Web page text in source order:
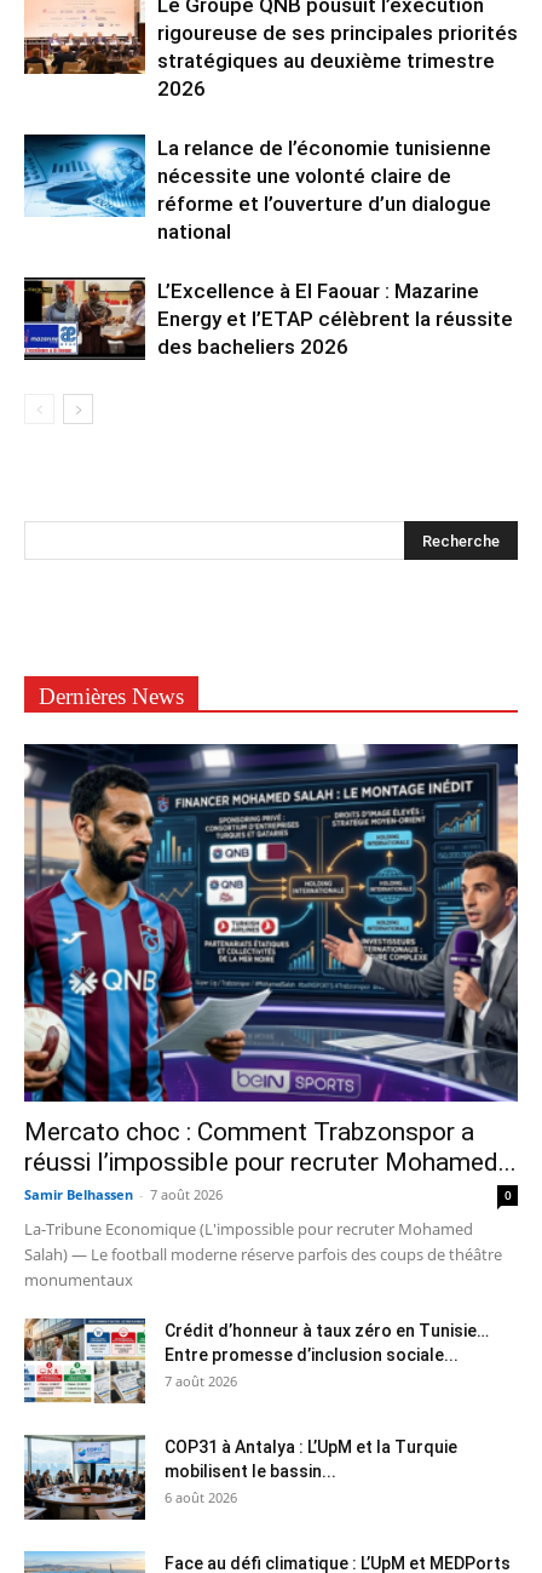
rigoureuse de ses principales priorités
stratégiques au deuxième trimestre
2026
La relance de l’économie tunisienne
nécessite une volonté claire de
réforme et l’ouverture d’un dialogue
national
L’Excellence à El Faouar : Mazarine
Energy et l’ETAP célèbrent la réussite
des bacheliers 2026
Dernières News
Mercato choc : Comment Trabzonspor a
réussi l’impossible pour recruter Mohamed...
Samir Belhassen - 7 août 2026 0
La-Tribune Economique (L'impossible pour recruter Mohamed
Salah) — Le football moderne réserve parfois des coups de théâtre
monumentaux
Crédit d’honneur à taux zéro en Tunisie…
Entre promesse d’inclusion sociale...
7 août 2026
COP31 à Antalya : L’UpM et la Turquie
mobilisent le bassin...
6 août 2026
Face au défi climatique : L’UpM et MEDPorts